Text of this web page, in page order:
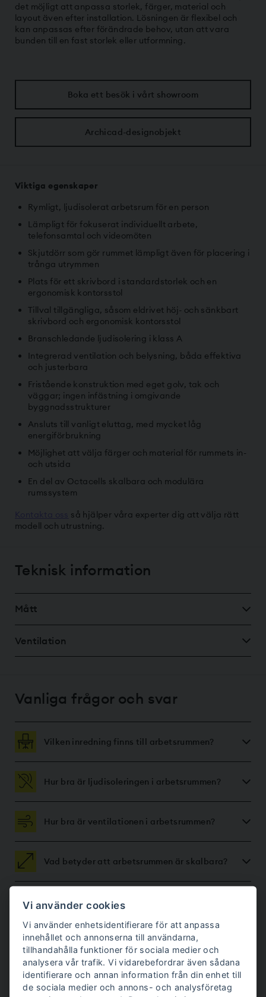
det möjligt att anpassa storlek, färger, material och
layout även efter installation. Lösningen är flexibel och
kan anpassas efter förändrade behov, utan att vara
bunden till en fast storlek eller utformning.
Boka ett besök i vårt showroom
Archicad-designobjekt
Viktiga egenskaper
Rymligt, ljudisolerat arbetsrum för en person
Lämpligt för fokuserat individuellt arbete,
telefonsamtal och videomöten
Skjutdörr som gör rummet lämpligt även för placering i
trånga utrymmen
Plats för ett skrivbord i standardstorlek och en
ergonomisk kontorsstol
Tillval tillgängliga, såsom eldrivet höj- och sänkbart
skrivbord och ergonomisk kontorsstol
Branschledande ljudisolering i klass A
Integrerad ventilation och belysning, båda effektiva
och justerbara
Fristående konstruktion med eget golv, tak och
väggar; ingen infästning i omgivande
byggnadsstrukturer
Ansluts till vanligt eluttag, med mycket låg
energiförbrukning
Möjlighet att välja färger och material för rummets in-
och utsida
En del av Octacells skalbara och modulära
rumssystem
så hjälper våra experter dig att välja rätt
modell och utrustning.
Teknisk information
Mått
Ventilation
Vanliga frågor och svar
Vilken inredning finns till arbetsrummen?
Hur bra är ljudisoleringen i arbetsrummen?
Hur bra är ventilationen i arbetsrummen?
Vad betyder att arbetsrummen är skalbara?
Hur monteras arbetsrummen?
Vad krävs för att arbetsrummet ska fungera?
Vad kostar ett arbetsrum?
Vi använder cookies
Vi använder enhetsidentifierare för att anpassa
innehållet och annonserna till användarna,
tillhandahålla funktioner för sociala medier och
analysera vår trafik. Vi vidarebefordrar även sådana
identifierare och annan information från din enhet till
de sociala medier och annons- och analysföretag